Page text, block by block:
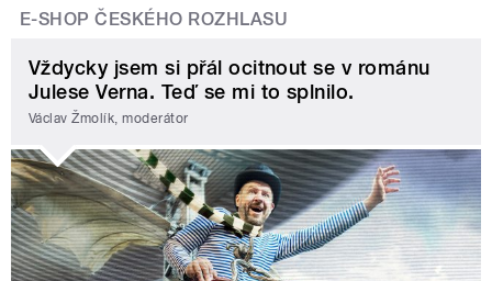
E-SHOP ČESKÉHO ROZHLASU
Vždycky jsem si přál ocitnout se v románu
Julese Verna. Teď se mi to splnilo.
Václav Žmolík, moderátor